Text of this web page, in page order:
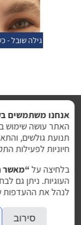
גילה שובל -
ברוכים
מטופלים
2023
אנחנו משתמשים
האתר עושה שימוש
תנועת גולשים,
חיוניות לפעילות
בלחיצה על“מאשר
העוגיות. ניתן גם
לנהל את ההעדפות
סירוב